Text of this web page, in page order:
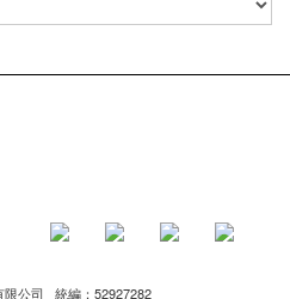
限公司 統編：52927282